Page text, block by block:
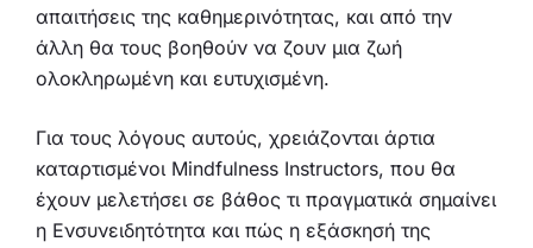
απαιτήσεις της καθημερινότητας, και από την
άλλη θα τους βοηθούν να ζουν μια ζωή
ολοκληρωμένη και ευτυχισμένη.
Για τους λόγους αυτούς, χρειάζονται άρτια
καταρτισμένοι Mindfulness Instructors, που θα
έχουν μελετήσει σε βάθος τι πραγματικά σημαίνει
η Ενσυνειδητότητα και πώς η εξάσκησή της